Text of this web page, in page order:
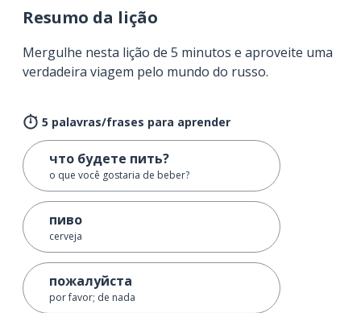
Resumo da lição
Mergulhe nesta lição de 5 minutos e aproveite uma
verdadeira viagem pelo mundo do russo.
5 palavras/frases para aprender
что будете пить?
o que você gostaria de beber?
пиво
cerveja
пожалуйста
por favor; de nada